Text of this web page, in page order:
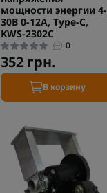
мощности энергии 4-
30В 0-12А, Type-C,
KWS-2302C
0
352 грн.
В корзину